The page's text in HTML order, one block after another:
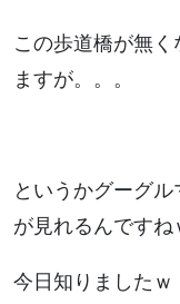
この歩道橋が無
ますが。。。
というかグーグ
が見れるんですね
今日知りましたｗ